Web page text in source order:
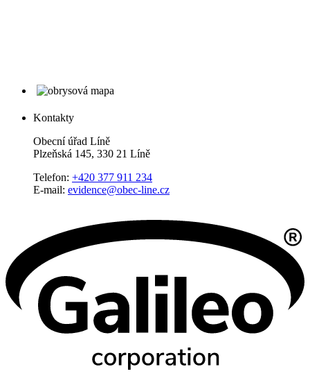
Kontakty
Obecní úřad Líně
Plzeňská 145, 330 21 Líně
Telefon: +420 377 911 234
E-mail: evidence@obec-line.cz